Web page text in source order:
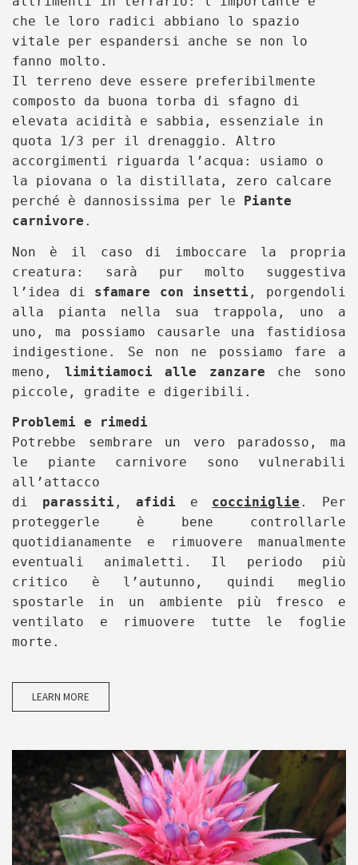
che le loro radici abbiano lo spazio
vitale per espandersi anche se non lo
fanno molto.
Il terreno deve essere preferibilmente
composto da buona torba di sfagno di
elevata acidità e sabbia, essenziale in
quota 1/3 per il drenaggio. Altro
accorgimenti riguarda l’acqua: usiamo o
la piovana o la distillata, zero calcare
perché è dannosissima per le Piante
carnivore .
Non è il caso di imboccare la propria
creatura: sarà pur molto suggestiva
l’idea di sfamare con insetti , porgendoli
alla pianta nella sua trappola, uno a
uno, ma possiamo causarle una fastidiosa
indigestione. Se non ne possiamo fare a
meno, limitiamoci alle zanzare che sono
piccole, gradite e digeribili.
Problemi e rimedi
Potrebbe sembrare un vero paradosso, ma
le piante carnivore sono vulnerabili
all’attacco
di parassiti ,afidi e cocciniglie . Per
proteggerle è bene controllarle
quotidianamente e rimuovere manualmente
eventuali animaletti. Il periodo più
critico è l’autunno, quindi meglio
spostarle in un ambiente più fresco e
ventilato e rimuovere tutte le foglie
morte.
LEARN MORE